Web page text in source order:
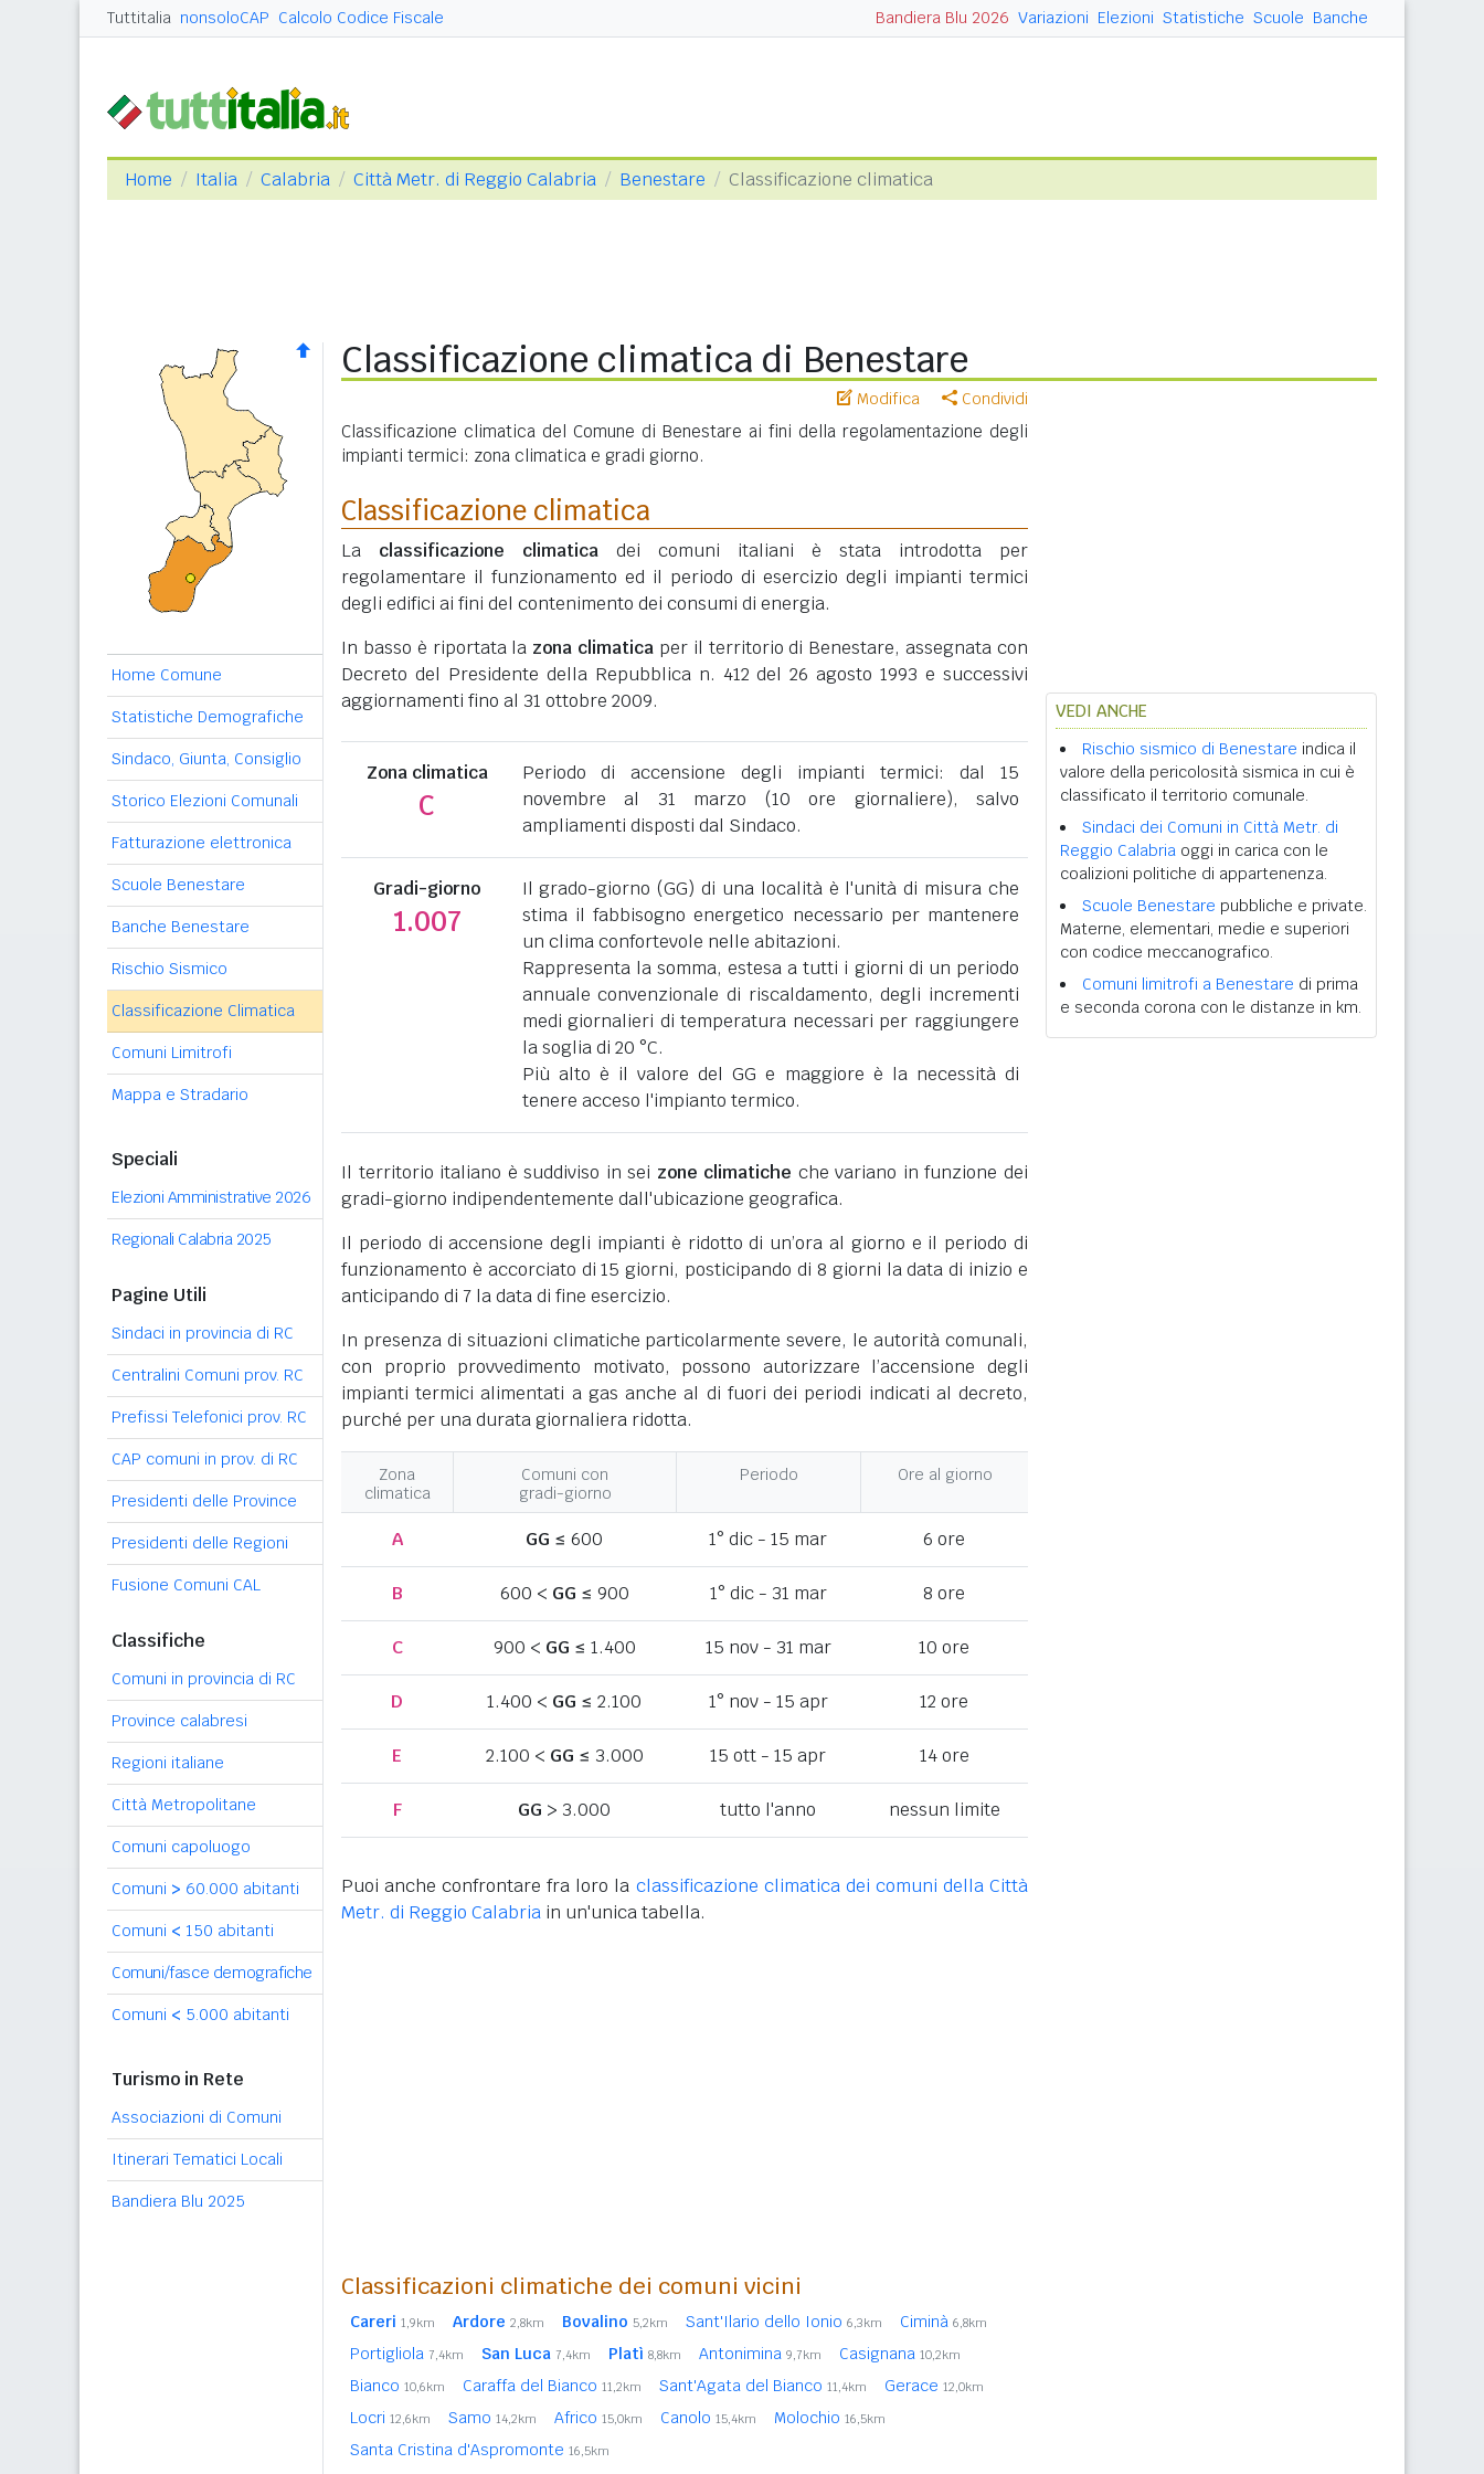
Tuttitalia nonsoloCAP Calcolo Codice Fiscale Bandiera Blu 2026 Variazioni Elezioni Statistiche Scuole Banche
Home Italia Calabria Città Metr. di Reggio Calabria Benestare Classificazione climatica
Home Comune
Statistiche Demografiche
Sindaco, Giunta, Consiglio
Storico Elezioni Comunali
Fatturazione elettronica
Scuole Benestare
Banche Benestare
Rischio Sismico
Classificazione Climatica
Comuni Limitrofi
Mappa e Stradario
Speciali
Elezioni Amministrative 2026
Regionali Calabria 2025
Pagine Utili
Sindaci in provincia di RC
Centralini Comuni prov. RC
Prefissi Telefonici prov. RC
CAP comuni in prov. di RC
Presidenti delle Province
Presidenti delle Regioni
Fusione Comuni CAL
Classifiche
Comuni in provincia di RC
Province calabresi
Regioni italiane
Città Metropolitane
Comuni capoluogo
Comuni > 60.000 abitanti
Comuni < 150 abitanti
Comuni/fasce demografiche
Comuni < 5.000 abitanti
Turismo in Rete
Associazioni di Comuni
Itinerari Tematici Locali
Bandiera Blu 2025
Classificazione climatica di Benestare
Modifica Condividi
Classificazione climatica del Comune di Benestare ai fini della regolamentazione degli
impianti termici: zona climatica e gradi giorno.
Classificazione climatica
La classificazione climatica dei comuni italiani è stata introdotta per
regolamentare il funzionamento ed il periodo di esercizio degli impianti termici
degli edifici ai fini del contenimento dei consumi di energia.
In basso è riportata la zona climatica per il territorio di Benestare, assegnata con
Decreto del Presidente della Repubblica n. 412 del 26 agosto 1993 e successivi
aggiornamenti fino al 31 ottobre 2009.
Zona climatica
C
Periodo di accensione degli impianti termici: dal 15
novembre al 31 marzo (10 ore giornaliere), salvo
ampliamenti disposti dal Sindaco.
Gradi-giorno
1.007
Il grado-giorno (GG) di una località è l'unità di misura che
stima il fabbisogno energetico necessario per mantenere
un clima confortevole nelle abitazioni.
Rappresenta la somma, estesa a tutti i giorni di un periodo
annuale convenzionale di riscaldamento, degli incrementi
medi giornalieri di temperatura necessari per raggiungere
la soglia di 20 °C.
Più alto è il valore del GG e maggiore è la necessità di
tenere acceso l'impianto termico.
Il territorio italiano è suddiviso in sei zone climatiche che variano in funzione dei
gradi-giorno indipendentemente dall'ubicazione geografica.
Il periodo di accensione degli impianti è ridotto di un’ora al giorno e il periodo di
funzionamento è accorciato di 15 giorni, posticipando di 8 giorni la data di inizio e
anticipando di 7 la data di fine esercizio.
In presenza di situazioni climatiche particolarmente severe, le autorità comunali,
con proprio provvedimento motivato, possono autorizzare l’accensione degli
impianti termici alimentati a gas anche al di fuori dei periodi indicati al decreto,
purché per una durata giornaliera ridotta.
Zona
climatica
Comuni con
gradi-giorno
Periodo Ore al giorno
A GG ≤ 600 1° dic - 15 mar 6 ore
B 600 < GG ≤ 900 1° dic - 31 mar 8 ore
C 900 < GG ≤ 1.400 15 nov - 31 mar 10 ore
D 1.400 < GG ≤ 2.100 1° nov - 15 apr 12 ore
E 2.100 < GG ≤ 3.000 15 ott - 15 apr 14 ore
F GG > 3.000 tutto l'anno nessun limite
Puoi anche confrontare fra loro la classificazione climatica dei comuni della Città
Metr. di Reggio Calabria in un'unica tabella.
Classificazioni climatiche dei comuni vicini
Careri 1,9km Ardore 2,8km Bovalino 5,2km Sant'Ilario dello Ionio 6,3km Ciminà 6,8km
Portigliola 7,4km San Luca 7,4km Platì 8,8km Antonimina 9,7km Casignana 10,2km
Bianco 10,6km Caraffa del Bianco 11,2km Sant'Agata del Bianco 11,4km Gerace 12,0km
Locri 12,6km Samo 14,2km Africo 15,0km Canolo 15,4km Molochio 16,5km
Santa Cristina d'Aspromonte 16,5km
VEDI ANCHE
Rischio sismico di Benestare indica il
valore della pericolosità sismica in cui è
classificato il territorio comunale.
Sindaci dei Comuni in Città Metr. di
Reggio Calabria oggi in carica con le
coalizioni politiche di appartenenza.
Scuole Benestare pubbliche e private.
Materne, elementari, medie e superiori
con codice meccanografico.
Comuni limitrofi a Benestare di prima
e seconda corona con le distanze in km.